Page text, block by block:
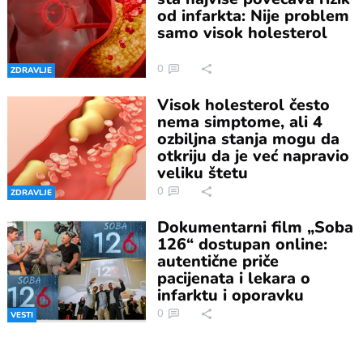
ZDRAVLJE
od infarkta: Nije problem
samo visok holesterol
0
ZDRAVLJE
Visok holesterol često
nema simptome, ali 4
ozbiljna stanja mogu da
otkriju da je već napravio
veliku štetu
0
VESTI
Dokumentarni film „Soba
126“ dostupan online:
autentične priče
pacijenata i lekara o
infarktu i oporavku
0